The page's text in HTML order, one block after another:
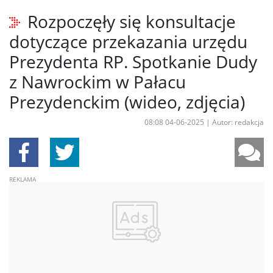
Rozpoczęły się konsultacje
dotyczące przekazania urzędu
Prezydenta RP. Spotkanie Dudy
z Nawrockim w Pałacu
Prezydenckim (wideo, zdjęcia)
08:08 04-06-2025 | Autor: redakcja